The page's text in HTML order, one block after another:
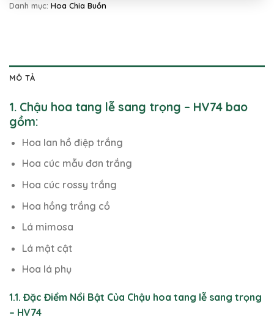
Danh mục: Hoa Chia Buồn
MÔ TẢ
1. Chậu hoa tang lễ sang trọng – HV74 bao
gồm:
Hoa lan hồ điệp trắng
Hoa cúc mẫu đơn trắng
Hoa cúc rossy trắng
Hoa hồng trắng cồ
Lá mimosa
Lá mật cật
Hoa lá phụ
1.1. Đặc Điểm Nổi Bật Của Chậu hoa tang lễ sang trọng
– HV74